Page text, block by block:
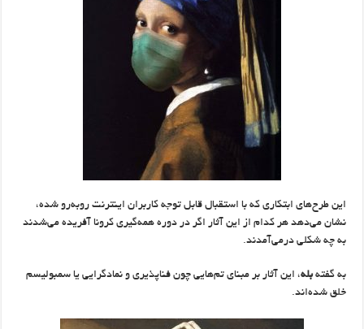
این طرح‌های ابتکاری که با استقبال قابل توجه کاربران اینترنت روبه‌رو شده،
نشان می‌دهد هر کدام از این آثار اگر در دوره همه‌گیری کرونا آفریده می‌شدند
به چه شکلی درمی‌آمدند.
به گفتهبله، این آثار بر مبنای تم‌هایی چون فناپذیری و نمادگرایی یا سمبولیسم
خلق شده‌اند.